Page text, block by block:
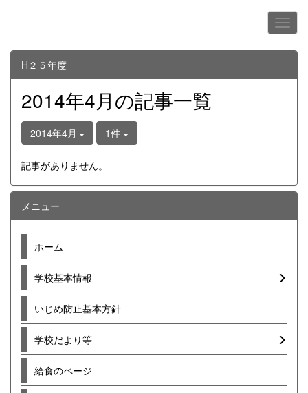
H２５年度
2014年4月の記事一覧
2014年4月 1件
記事がありません。
メニュー
ホーム
学校基本情報
いじめ防止基本方針
学校だより等
給食のページ